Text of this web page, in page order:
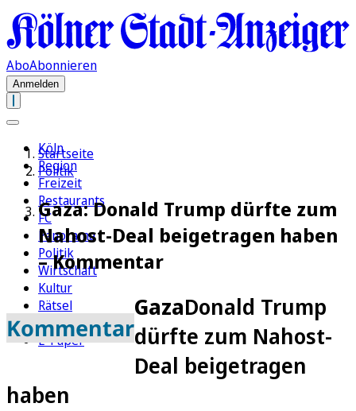
AboAbonnieren
Anmelden
Köln
Region
Freizeit
Restaurants
FC
Panorama
Politik
Wirtschaft
Kultur
Rätsel
Newsletter
E-Paper
Startseite
Politik
Gaza: Donald Trump dürfte zum
Nahost-Deal beigetragen haben
– Kommentar
Kommentar
GazaDonald Trump
dürfte zum Nahost-
Deal beigetragen
haben